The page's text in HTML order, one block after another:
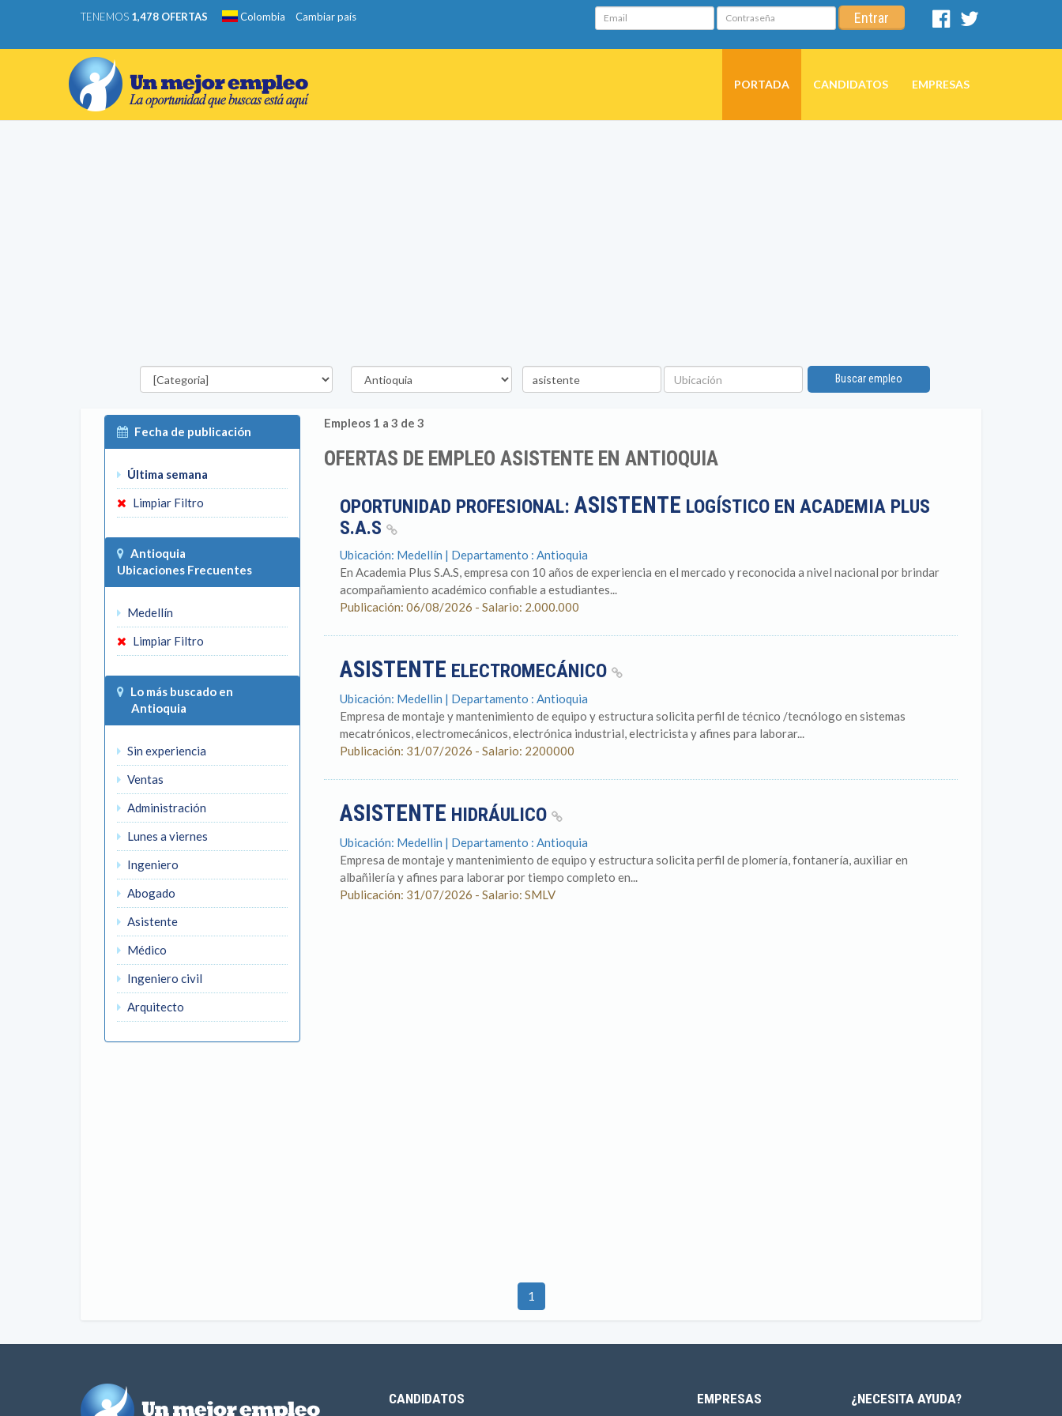
TENEMOS 1,478 OFERTAS Colombia Cambiar país Email Contraseña Entrar
Facebook
PORTADA CANDIDATOS EMPRESAS
Categorías Departamento
Palabra
clave
Ubicación
Buscar empleo
Fecha de publicación
Última semana
Limpiar Filtro
Antioquia
Ubicaciones Frecuentes
Medellín
Limpiar Filtro
Lo más buscado en
Antioquia
Sin experiencia
Ventas
Administración
Lunes a viernes
Ingeniero
Abogado
Asistente
Médico
Ingeniero civil
Arquitecto
Empleos 1 a 3 de 3
OFERTAS DE EMPLEO ASISTENTE EN ANTIOQUIA
OPORTUNIDAD PROFESIONAL: ASISTENTE LOGÍSTICO EN ACADEMIA PLUS
S.A.S
Ubicación: Medellín | Departamento : Antioquia
En Academia Plus S.A.S, empresa con 10 años de experiencia en el mercado y reconocida a nivel nacional por brindar
acompañamiento académico confiable a estudiantes...
Publicación: 06/08/2026 - Salario: 2.000.000
ASISTENTE ELECTROMECÁNICO
Ubicación: Medellin | Departamento : Antioquia
Empresa de montaje y mantenimiento de equipo y estructura solicita perfil de técnico /tecnólogo en sistemas
mecatrónicos, electromecánicos, electrónica industrial, electricista y afines para laborar...
Publicación: 31/07/2026 - Salario: 2200000
ASISTENTE HIDRÁULICO
Ubicación: Medellin | Departamento : Antioquia
Empresa de montaje y mantenimiento de equipo y estructura solicita perfil de plomería, fontanería, auxiliar en
albañilería y afines para laborar por tiempo completo en...
Publicación: 31/07/2026 - Salario: SMLV
1
CANDIDATOS EMPRESAS ¿NECESITA AYUDA?